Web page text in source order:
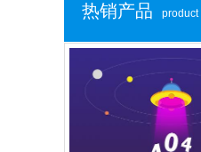
热销产品 product